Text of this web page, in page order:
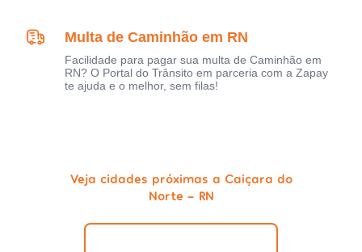
Multa de Caminhão em RN
Facilidade para pagar sua multa de Caminhão em
RN? O Portal do Trânsito em parceria com a Zapay
te ajuda e o melhor, sem filas!
Veja cidades próximas a Caiçara do
Norte - RN